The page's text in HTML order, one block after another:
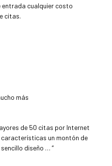
entrada cualquier costo
citas.
más
de 50 citas por Internet
un montón de
diseño … ”